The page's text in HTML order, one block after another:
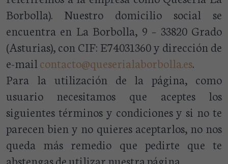
Borbolla). Nuestro domicilio social se
encuentra en La Borbolla, 9 – 33820 Grado
(Asturias), con CIF: E74031360y dirección de
e-mail contacto@queserialaborbolla.es.
Para la utilización de la página, como
usuario necesitamos que aceptes los
siguientes términos y condiciones y si no te
parecen bien y no quieres aceptarlos, no nos
queda más remedio que pedirte que te
abstengas de utilizar nuestra página.